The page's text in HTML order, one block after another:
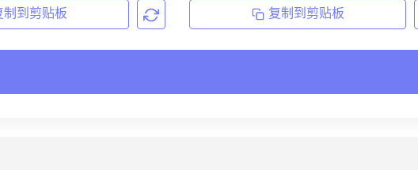
制到剪贴板 复制到剪贴板